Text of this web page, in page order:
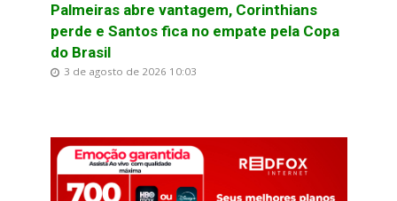
Palmeiras abre vantagem, Corinthians
perde e Santos fica no empate pela Copa
do Brasil
3 de agosto de 2026 10:03